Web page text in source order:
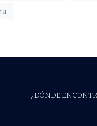
¿DÓNDE